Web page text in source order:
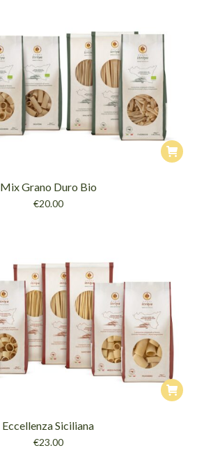
Mix Grano Duro Bio
€20.00
Eccellenza Siciliana
€23.00